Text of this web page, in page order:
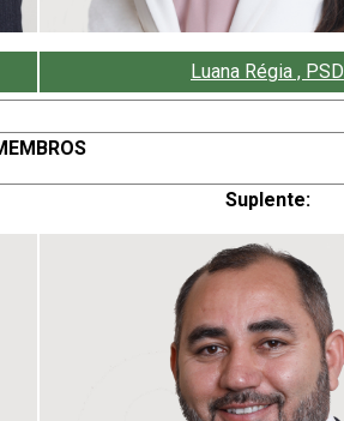
Luana Régia , PSD
Suplente: